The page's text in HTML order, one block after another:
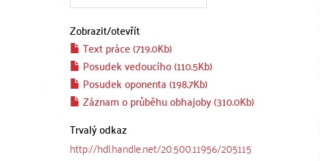
Zobrazit/otevřít
Text práce (719.0Kb)
Posudek vedoucího (110.5Kb)
Posudek oponenta (198.7Kb)
Záznam o průběhu obhajoby (310.0Kb)
Trvalý odkaz
http://hdl.handle.net/20.500.11956/205115